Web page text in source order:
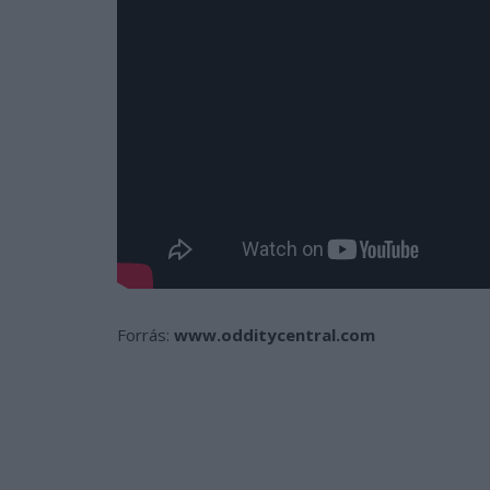
Forrás: www.odditycentral.com